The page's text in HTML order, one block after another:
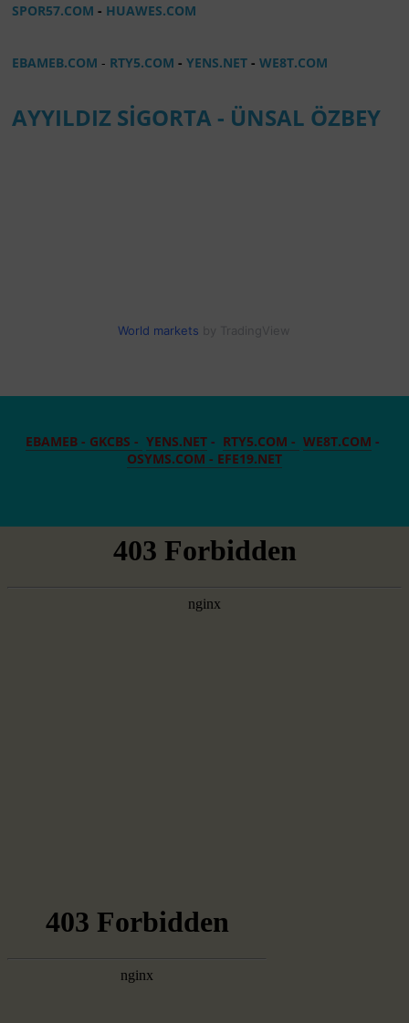
SPOR57.COM - HUAWES.COM
EBAMEB.COM - RTY5.COM -YENS.NET-WE8T.COM
AYYILDIZ SİGORTA - ÜNSAL ÖZBEY
World markets
EBAMEB - GKCBS - YENS.NET- RTY5.COM - WE8T.COM -
OSYMS.COM - EFE19.NET